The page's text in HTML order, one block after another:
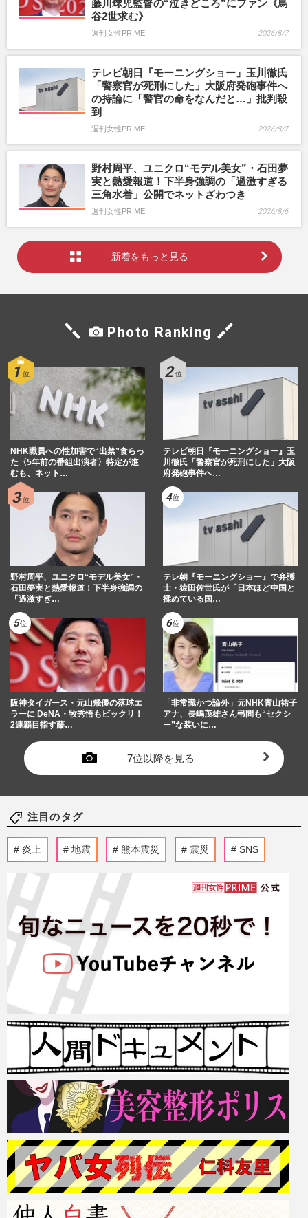
藤川球児監督の“泣きどころ”にファン《鳥
谷2世求む》
週刊女性PRIME 2026/8/7
テレビ朝日『モーニングショー』玉川徹氏
「警察官が死刑にした」大阪府発砲事件へ
の持論に「警官の命をなんだと…」批判殺
到
週刊女性PRIME 2026/8/7
野村周平、ユニクロ“モデル美女”・石田夢
実と熱愛報道！下半身強調の「過激すぎる
三角水着」公開でネットざわつき
週刊女性PRIME 2026/8/6
新着をもっと見る
Photo Ranking
NHK職員への性加害で“出禁”食らっ
た〈5年前の番組出演者〉特定が進
むも、ネット…
テレビ朝日『モーニングショー』玉
川徹氏「警察官が死刑にした」大阪
府発砲事件へ…
野村周平、ユニクロ“モデル美女”・
石田夢実と熱愛報道！下半身強調の
「過激すぎ…
テレ朝『モーニングショー』で弁護
士・猿田佐世氏が「日本ほど中国と
揉めている国…
阪神タイガース・元山飛優の落球エ
ラーに DeNA・牧秀悟もビックリ！
2連覇目指す藤…
「非常識かつ論外」元NHK青山祐子
アナ、長嶋茂雄さん弔問も“セクシ
ー”な装いに…
7位以降を見る
注目のタグ
炎上 地震 熊本震災 震災 SNS